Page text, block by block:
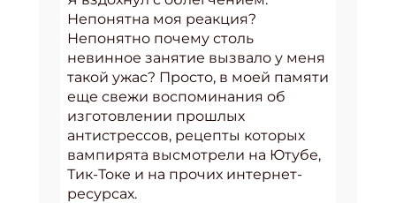
Непонятна моя реакция?
Непонятно почему столь
невинное занятие вызвало у меня
такой ужас? Просто, в моей памяти
еще свежи воспоминания об
изготовлении прошлых
антистрессов, рецепты которых
вампирята высмотрели на Ютубе,
Тик-Токе и на прочих интернет-
ресурсах.